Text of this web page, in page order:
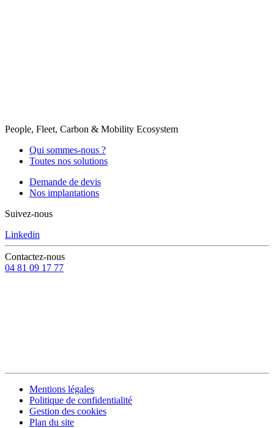
People, Fleet, Carbon & Mobility Ecosystem
Qui sommes-nous ?
Toutes nos solutions
Demande de devis
Nos implantations
Suivez-nous
Linkedin
Contactez-nous
04 81 09 17 77
Mentions légales
Politique de confidentialité
Gestion des cookies
Plan du site